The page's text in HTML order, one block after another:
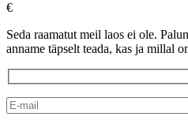
€
Seda raamatut meil laos ei ole.
anname täpselt teada, kas ja millal